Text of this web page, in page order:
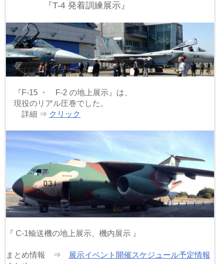
『T-4 発着訓練展示』
『F-15 ・ F-2 の地上展示』は、
現役のリアル圧巻でした。
詳細 ⇒ クリック
『 C-1輸送機の地上展示、機内展示 』
まとめ情報 ⇒
展示イベント開催スケジュール予定情報